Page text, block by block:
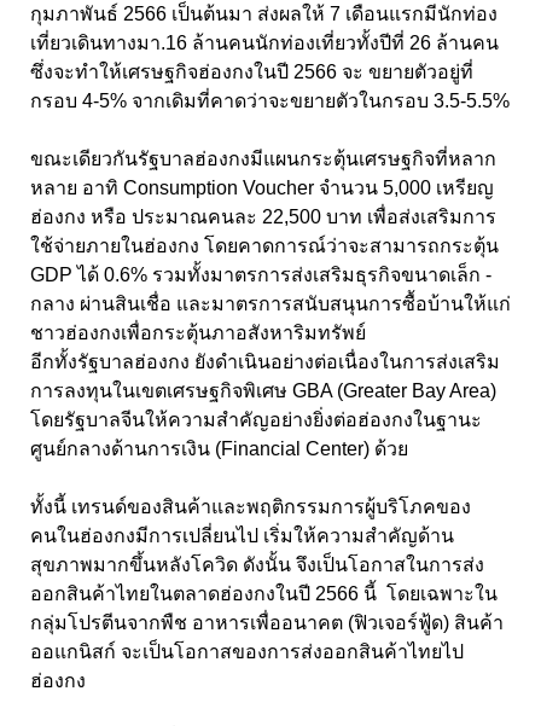
กุมภาพันธ์ 2566 เป็นต้นมา ส่งผลให้ 7 เดือนแรกมีนักท่อง
เที่ยวเดินทางมา.16 ล้านคนนักท่องเที่ยวทั้งปีที่ 26 ล้านคน
ซึ่งจะทำให้เศรษฐกิจฮ่องกงในปี 2566 จะ ขยายตัวอยู่ที่
กรอบ 4-5% จากเดิมที่คาดว่าจะขยายตัวในกรอบ 3.5-5.5%
ขณะเดียวกันรัฐบาลฮ่องกงมีแผนกระตุ้นเศรษฐกิจที่หลาก
หลาย อาทิ Consumption Voucher จำนวน 5,000 เหรียญ
ฮ่องกง หรือ ประมาณคนละ 22,500 บาท เพื่อส่งเสริมการ
ใช้จ่ายภายในฮ่องกง โดยคาดการณ์ว่าจะสามารถกระตุ้น
GDP ได้ 0.6% รวมทั้งมาตรการส่งเสริมธุรกิจขนาดเล็ก -
กลาง ผ่านสินเชื่อ และมาตรการสนับสนุนการซื้อบ้านให้แก่
ชาวฮ่องกงเพื่อกระตุ้นภาอสังหาริมทรัพย์
อีกทั้งรัฐบาลฮ่องกง ยังดำเนินอย่างต่อเนื่องในการส่งเสริม
การลงทุนในเขตเศรษฐกิจพิเศษ GBA (Greater Bay Area)
โดยรัฐบาลจีนให้ความสำคัญอย่างยิ่งต่อฮ่องกงในฐานะ
ศูนย์กลางด้านการเงิน (Financial Center) ด้วย
ทั้งนี้ เทรนด์ของสินค้าและพฤติกรรมการผู้บริโภคของ
คนในฮ่องกงมีการเปลี่ยนไป เริ่มให้ความสำคัญด้าน
สุขภาพมากขึ้นหลังโควิด ดังนั้น จึงเป็นโอกาสในการส่ง
ออกสินค้าไทยในตลาดฮ่องกงในปี 2566 นี้ โดยเฉพาะใน
กลุ่มโปรตีนจากพืช อาหารเพื่ออนาคต (ฟิวเจอร์ฟู้ด) สินค้า
ออแกนิสก์ จะเป็นโอกาสของการส่งออกสินค้าไทยไป
ฮ่องกง